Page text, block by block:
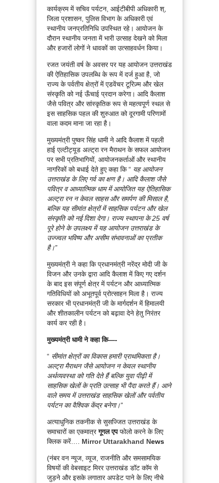
कार्यक्रम में सचिव पर्यटन, आईटीबीपी अधिकारी श्,
जिला प्रशासन, पुलिस विभाग के अधिकारी एवं
स्थानीय जनप्रतिनिधि उपस्थित रहे। आयोजन के
दौरान स्थानीय जनता में भारी उत्साह देखने को मिला
और हजारों लोगों ने धावकों का उत्साहवर्धन किया।
रजत जयंती वर्ष के अवसर पर यह आयोजन उत्तराखंड
की ऐतिहासिक उपलब्धि के रूप में दर्ज हुआ है, जो
राज्य के पर्वतीय क्षेत्रों में एडवेंचर टूरिज़्म और खेल
संस्कृति को नई ऊँचाई प्रदान करेगा। आदि कैलाश
जैसे पवित्र और सांस्कृतिक रूप से महत्वपूर्ण स्थल से
इस साहसिक पहल की शुरुआत को दूरगामी परिणामों
वाला कदम माना जा रहा है।
मुख्यमंत्री पुष्कर सिंह धामी ने आदि कैलाश में पहली
हाई एल्टीट्यूड अल्ट्रा रन मैराथन के सफल आयोजन
पर सभी प्रतिभागियों, आयोजनकर्ताओं और स्थानीय
नागरिकों को बधाई देते हुए कहा कि “ यह आयोजन
उत्तराखंड के लिए गर्व का क्षण है। आदि कैलाश जैसे
पवित्र व आध्यात्मिक धाम में आयोजित यह ऐतिहासिक
अल्ट्रा रन न केवल साहस और समर्पण की मिसाल है,
बल्कि यह सीमांत क्षेत्रों में साहसिक पर्यटन और खेल
संस्कृति को नई दिशा देगा। राज्य स्थापना के 25 वर्ष
पूरे होने के उपलक्ष्य में यह आयोजन उत्तराखंड के
उज्ज्वल भविष्य और असीम संभावनाओं का प्रतीक
है।”
मुख्यमंत्री ने कहा कि प्रधानमंत्री नरेंद्र मोदी जी के
विजन और उनके द्वारा आदि कैलाश में किए गए दर्शन
के बाद इस संपूर्ण क्षेत्र में पर्यटन और आध्यात्मिक
गतिविधियों को अभूतपूर्व प्रोत्साहन मिला है। राज्य
सरकार भी प्रधानमंत्री जी के मार्गदर्शन में हिमालयी
और शीतकालीन पर्यटन को बढ़ावा देने हेतु निरंतर
कार्य कर रही है।
मुख्यमंत्री धामी ने कहा कि—-
“ सीमांत क्षेत्रों का विकास हमारी प्राथमिकता है।
अल्ट्रा मैराथन जैसे आयोजन न केवल स्थानीय
अर्थव्यवस्था को गति देते हैं बल्कि युवा पीढ़ी में
साहसिक खेलों के प्रति उत्साह भी पैदा करते हैं। आने
वाले समय में उत्तराखंड साहसिक खेलों और पर्वतीय
पर्यटन का वैश्विक केंद्र बनेगा।”
अत्याधुनिक तकनीक से सुसज्जित उत्तराखंड के
समाचारों का एकमात्रगूगल एपफोलो करने के लिए
क्लिक करें…. Mirror Uttarakhand News
(नंबर वन न्यूज, व्यूज, राजनीति और समसामयिक
विषयों की वेबसाइट मिरर उत्तराखंड डॉट कॉम से
जुड़ने और इसके लगातार अपडेट पाने के लिए नीचे